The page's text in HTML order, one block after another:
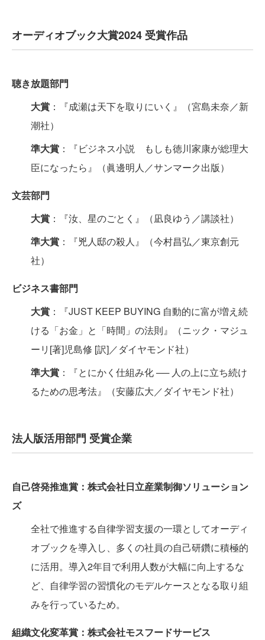
オーディオブック大賞2024 受賞作品
聴き放題部門
大賞 ：『成瀬は天下を取りにいく』（宮島未奈／新
潮社）
準大賞 ：『ビジネス小説 もしも徳川家康が総理大
臣になったら』（眞邊明人／サンマーク出版）
文芸部門
大賞 ：『汝、星のごとく』（凪良ゆう／講談社）
準大賞 ：『兇人邸の殺人』（今村昌弘／東京創元
社）
ビジネス書部門
大賞 ：『JUST KEEP BUYING 自動的に富が増え続
ける「お金」と「時間」の法則』（ニック・マジュ
ーリ[著]児島修 [訳]／ダイヤモンド社）
準大賞 ：『とにかく仕組み化 ── 人の上に立ち続け
るための思考法』（安藤広大／ダイヤモンド社）
法人版活用部門 受賞企業
自己啓発推進賞：株式会社日立産業制御ソリューション
ズ
全社で推進する自律学習支援の一環としてオーディ
オブックを導入し、多くの社員の自己研鑽に積極的
に活用。導入2年目で利用人数が大幅に向上するな
ど、自律学習の習慣化のモデルケースとなる取り組
みを行っているため。
組織文化変革賞：株式会社モスフードサービス